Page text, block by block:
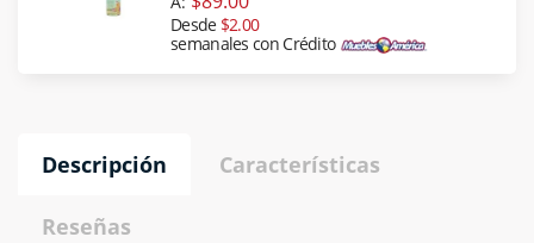
Desde $2.00
semanales con Crédito
Descripción Características
Reseñas